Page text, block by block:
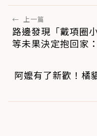
← 上一篇
路邊發現「戴項圈
等未果決定抱回家
阿嬤有了新歡！橘